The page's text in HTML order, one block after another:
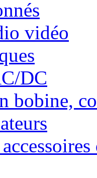
vidéo
DC
bobine,